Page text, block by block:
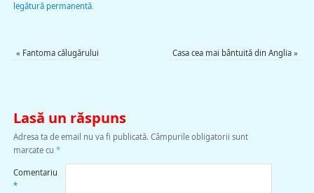
legătură permanentă.
« Fantoma călugărului Casa cea mai bântuită din Anglia»
Lasă un răspuns
Adresa ta de email nu va fi publicată. Câmpurile obligatorii sunt
marcate cu *
Comentariu
*